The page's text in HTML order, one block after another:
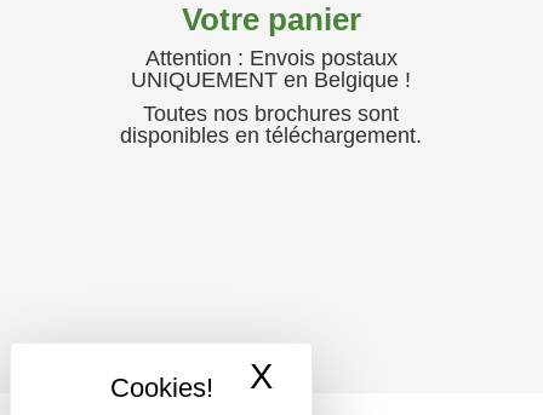
X
Votre panier
Attention : Envois postaux
UNIQUEMENT en Belgique !
Toutes nos brochures sont
disponibles en téléchargement.